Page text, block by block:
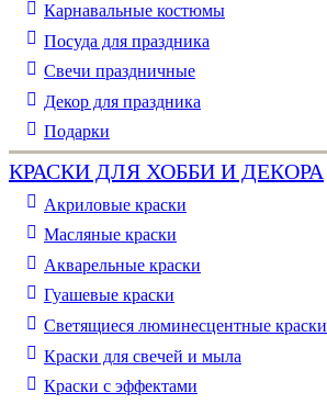
Карнавальные костюмы
Посуда для праздника
Свечи праздничные
Декор для праздника
Подарки
КРАСКИ ДЛЯ ХОББИ И ДЕКОРА
Акриловые краски
Масляные краски
Акварельные краски
Гуашевые краски
Светящиеся люминесцентные краски
Краски для свечей и мыла
Краски с эффектами